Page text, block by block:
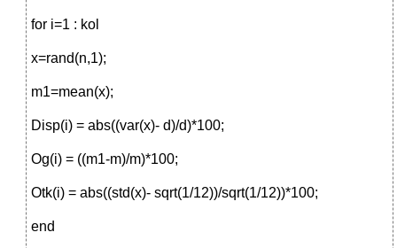
for i=1 : kol
x=rand(n,1);
m1=mean(x);
Disp(i) = abs((var(x)- d)/d)*100;
Og(i) = ((m1-m)/m)*100;
Otk(i) = abs((std(x)- sqrt(1/12))/sqrt(1/12))*100;
end